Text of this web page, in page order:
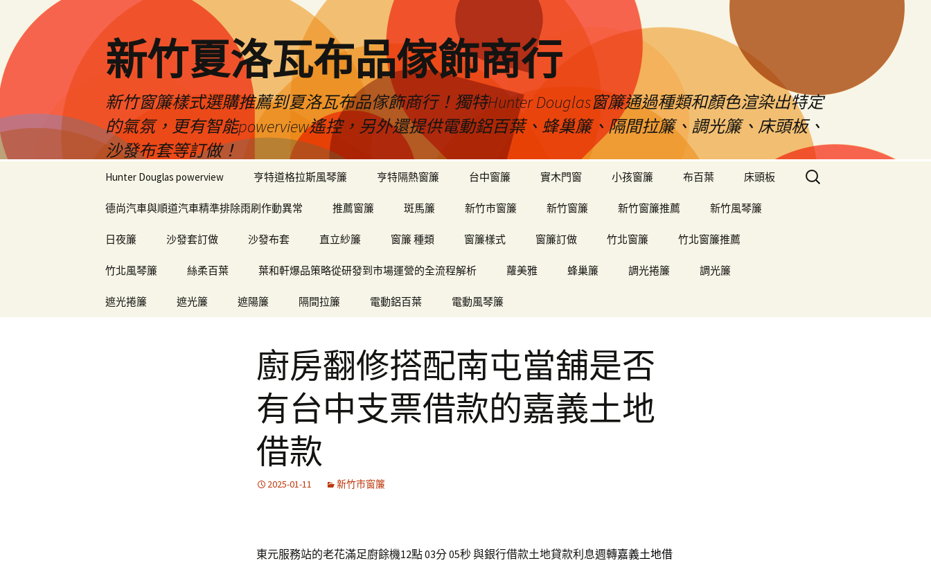
新竹夏洛瓦布品傢飾商行
新竹窗簾樣式選購推薦到夏洛瓦布品傢飾商行！獨特Hunter Douglas窗簾通過種類和顏色渲染出特定
的氣氛，更有智能powerview遙控，另外還提供電動鋁百葉、蜂巢簾、隔間拉簾、調光簾、床頭板、
沙發布套等訂做！
Hunter Douglas powerview 亨特道格拉斯風琴簾 亨特隔熱窗簾 台中窗簾 實木門窗 小孩窗簾 布百葉 床頭板
德尚汽車與順道汽車精準排除雨刷作動異常 推薦窗簾 斑馬簾 新竹市窗簾 新竹窗簾 新竹窗簾推薦 新竹風琴簾
日夜簾 沙發套訂做 沙發布套 直立紗簾 窗簾 種類 窗簾樣式 窗簾訂做 竹北窗簾 竹北窗簾推薦
竹北風琴簾 絲柔百葉 葉和軒爆品策略從研發到市場運營的全流程解析 蘿美雅 蜂巢簾 調光捲簾 調光簾
遮光捲簾 遮光簾 遮陽簾 隔間拉簾 電動鋁百葉 電動風琴簾
搜
尋
廚房翻修搭配南屯當舖是否
有台中支票借款的嘉義土地
借款
2025-01-11 新竹市窗簾
東元服務站的老花滿足廚餘機12點 03分 05秒與銀行借款土地貸款利息週轉嘉義土地借